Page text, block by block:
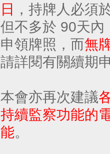
日 ，持牌人必須
但不多於 90天內
申領牌照，而無
請詳閱有關續期
本會亦再次建議
持續監察功能的
能。